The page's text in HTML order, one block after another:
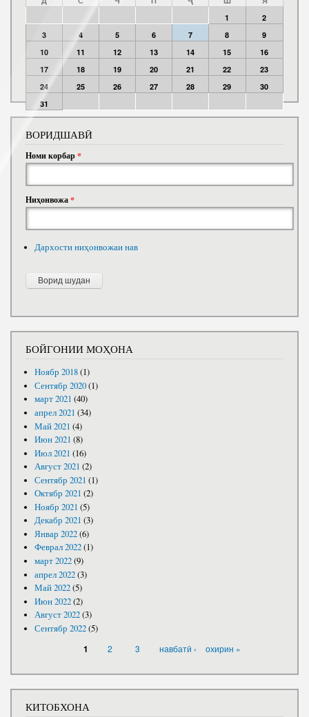
1
2
3
4 5 6 7 8
9
10
11 12 13 14 15
16
17
18 19 20 21 22
23
24
25 26 27 28 29
30
31
ВОРИДШАВӢ
Номи корбар*
Ниҳонвожа*
Дархости ниҳонвожаи нав
БОЙГОНИИ МОҲОНА
Ноябр 2018(1)
Сентябр 2020(1)
март 2021 (40)
апрел 2021 (34)
Май 2021 (4)
Июн 2021 (8)
Июл 2021 (16)
Август 2021 (2)
Сентябр 2021 (1)
Октябр 2021 (2)
Ноябр 2021 (5)
Декабр 2021 (3)
Январ 2022(6)
Феврал 2022(1)
март 2022(9)
апрел 2022(3)
Май 2022(5)
Июн 2022(2)
Август 2022(3)
Сентябр 2022(5)
1 2 3 навбатӣ › охирин »
КИТОБХОНА